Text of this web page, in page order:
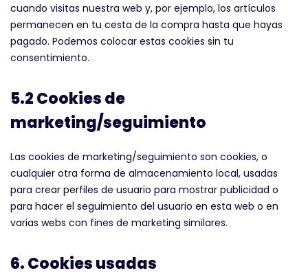
cuando visitas nuestra web y, por ejemplo, los artículos
permanecen en tu cesta de la compra hasta que hayas
pagado. Podemos colocar estas cookies sin tu
consentimiento.
5.2 Cookies de
marketing/seguimiento
Las cookies de marketing/seguimiento son cookies, o
cualquier otra forma de almacenamiento local, usadas
para crear perfiles de usuario para mostrar publicidad o
para hacer el seguimiento del usuario en esta web o en
varias webs con fines de marketing similares.
6. Cookies usadas